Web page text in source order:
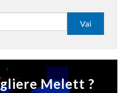
Vai
Melett ?